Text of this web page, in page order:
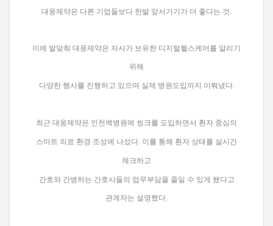
대웅제약은 다른 기업들보다 한발 앞서가기가 더 좋다는 것.
이에 발맞춰 대웅제약은 자사가 보유한 디지털헬스케어를 알리기
위해
다양한 행사를 진행하고 있으며 실제 병원도입까지 이뤄냈다.
최근 대웅제약은 인천백병원에 씽크를 도입하면서 환자 중심의
스마트 의료 환경 조성에 나섰다. 이를 통해 환자 상태를 실시간
체크하고
간호와 간병하는 간호사들의 업무부담을 줄일 수 있게 됐다고
관계자는 설명했다.